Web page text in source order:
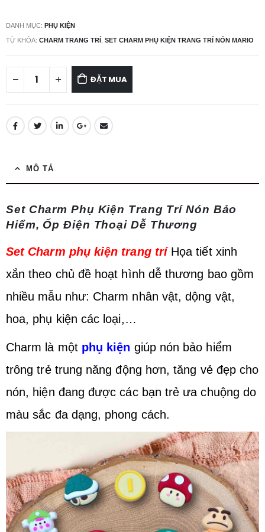
DANH MỤC: PHỤ KIỆN
TỪ KHÓA: CHARM TRANG TRÍ SET CHARM PHỤ KIỆN TRANG TRÍ NÓN MARIO
ĐẶT MUA
MÔ TẢ
Set Charm Phụ Kiện Trang Trí Nón Bảo
Hiểm, Ốp Điện Thoại Dễ Thương
Set Charm phụ kiện trang trí Họa tiết xinh
xắn theo chủ đề hoạt hình dễ thương bao gồm
nhiều mẫu như: Charm nhân vật, dộng vật,
hoa, phụ kiện các loại,…
Charm là một phụ kiện giúp nón bảo hiểm
trông trẻ trung năng động hơn, tăng vẻ đẹp cho
nón, hiện đang được các bạn trẻ ưa chuộng do
màu sắc đa dạng, phong cách.